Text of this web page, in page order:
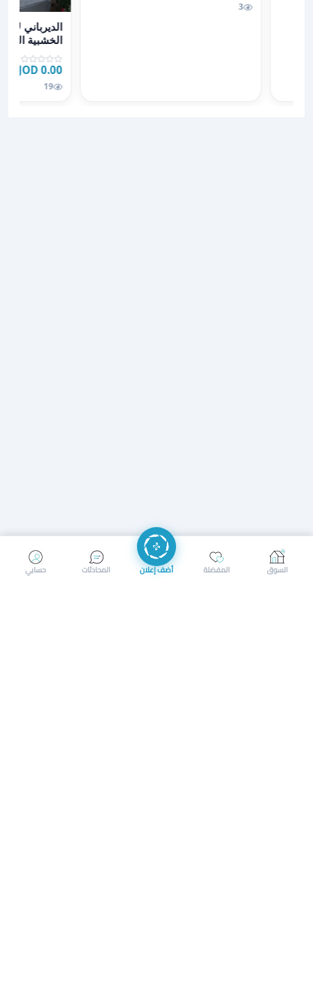
3
عرض تفاصيل
الديرباني
الخشبية
0.00 JOD
19
إرسال رسالة إجراء مكالمة
حسابي المحادثات أضف إعلان المفضلة السوق